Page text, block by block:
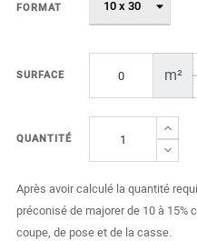
FORMAT
SURFACE m²
QUANTITÉ
Après avoir calculé la quantité
préconisé de majorer de 10 à
coupe, de pose et de la casse.